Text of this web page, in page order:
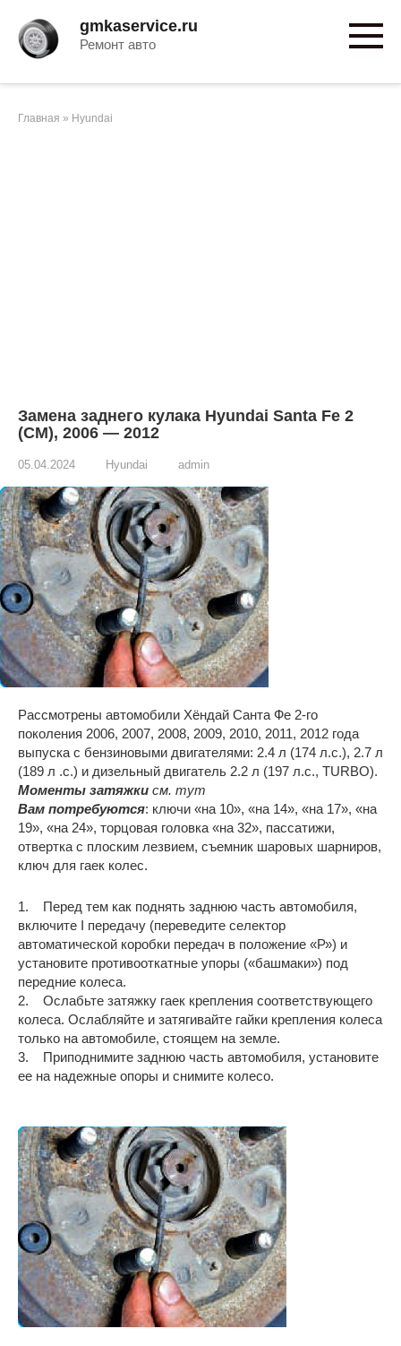
контенту
gmkaservice.ru
Ремонт авто
Главная » Hyundai
Замена заднего кулака Hyundai Santa Fe 2
(CM), 2006 — 2012
05.04.2024 Hyundai admin
Рассмотрены автомобили Хёндай Санта Фе 2-го
поколения 2006, 2007, 2008, 2009, 2010, 2011, 2012 года
выпуска с бензиновыми двигателями: 2.4 л (174 л.с.), 2.7 л
(189 л .с.) и дизельный двигатель 2.2 л (197 л.с., TURBO).
Моменты затяжки см. тут
Вам потребуются: ключи «на 10», «на 14», «на 17», «на
19», «на 24», торцовая головка «на 32», пассатижи,
отвертка с плоским лезвием, съемник шаровых шарниров,
ключ для гаек колес.
1. Перед тем как поднять заднюю часть автомобиля,
включите I передачу (переведите селектор
автоматической коробки передач в положение «Р») и
установите противооткатные упоры («башмаки») под
передние колеса.
2. Ослабьте затяжку гаек крепления соответствующего
колеса. Ослабляйте и затягивайте гайки крепления колеса
только на автомобиле, стоящем на земле.
3. Приподнимите заднюю часть автомобиля, установите
ее на надежные опоры и снимите колесо.